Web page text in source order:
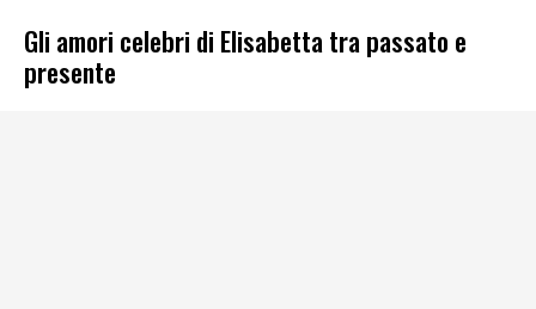
Gli amori celebri di Elisabetta tra passato e
presente